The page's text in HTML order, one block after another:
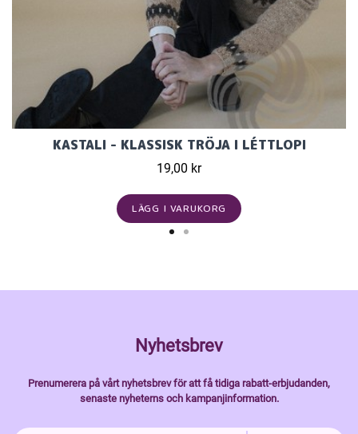
KASTALI - KLASSISK TRÖJA I LÉTTLOPI
19,00 kr
LÄGG I VARUKORG
Nyhetsbrev
Prenumerera på vårt nyhetsbrev för att få tidiga rabatt-erbjudanden,
senaste nyheterns och kampanjinformation.